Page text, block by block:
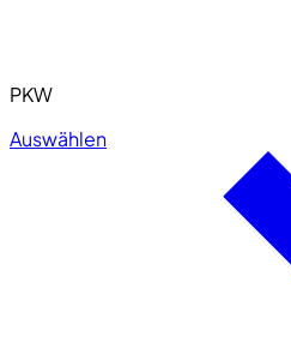
PKW
Auswählen